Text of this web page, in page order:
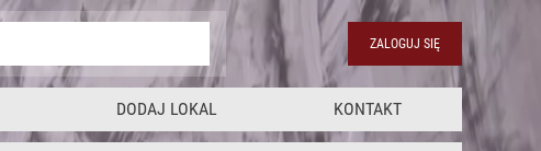
ZALOGUJ SIĘ
DODAJ LOKAL KONTAKT